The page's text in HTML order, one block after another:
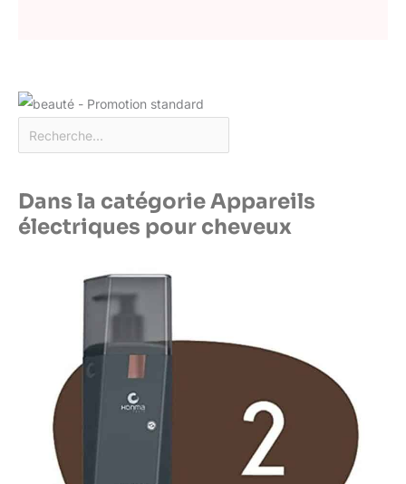
Dans la catégorie Appareils
électriques pour cheveux